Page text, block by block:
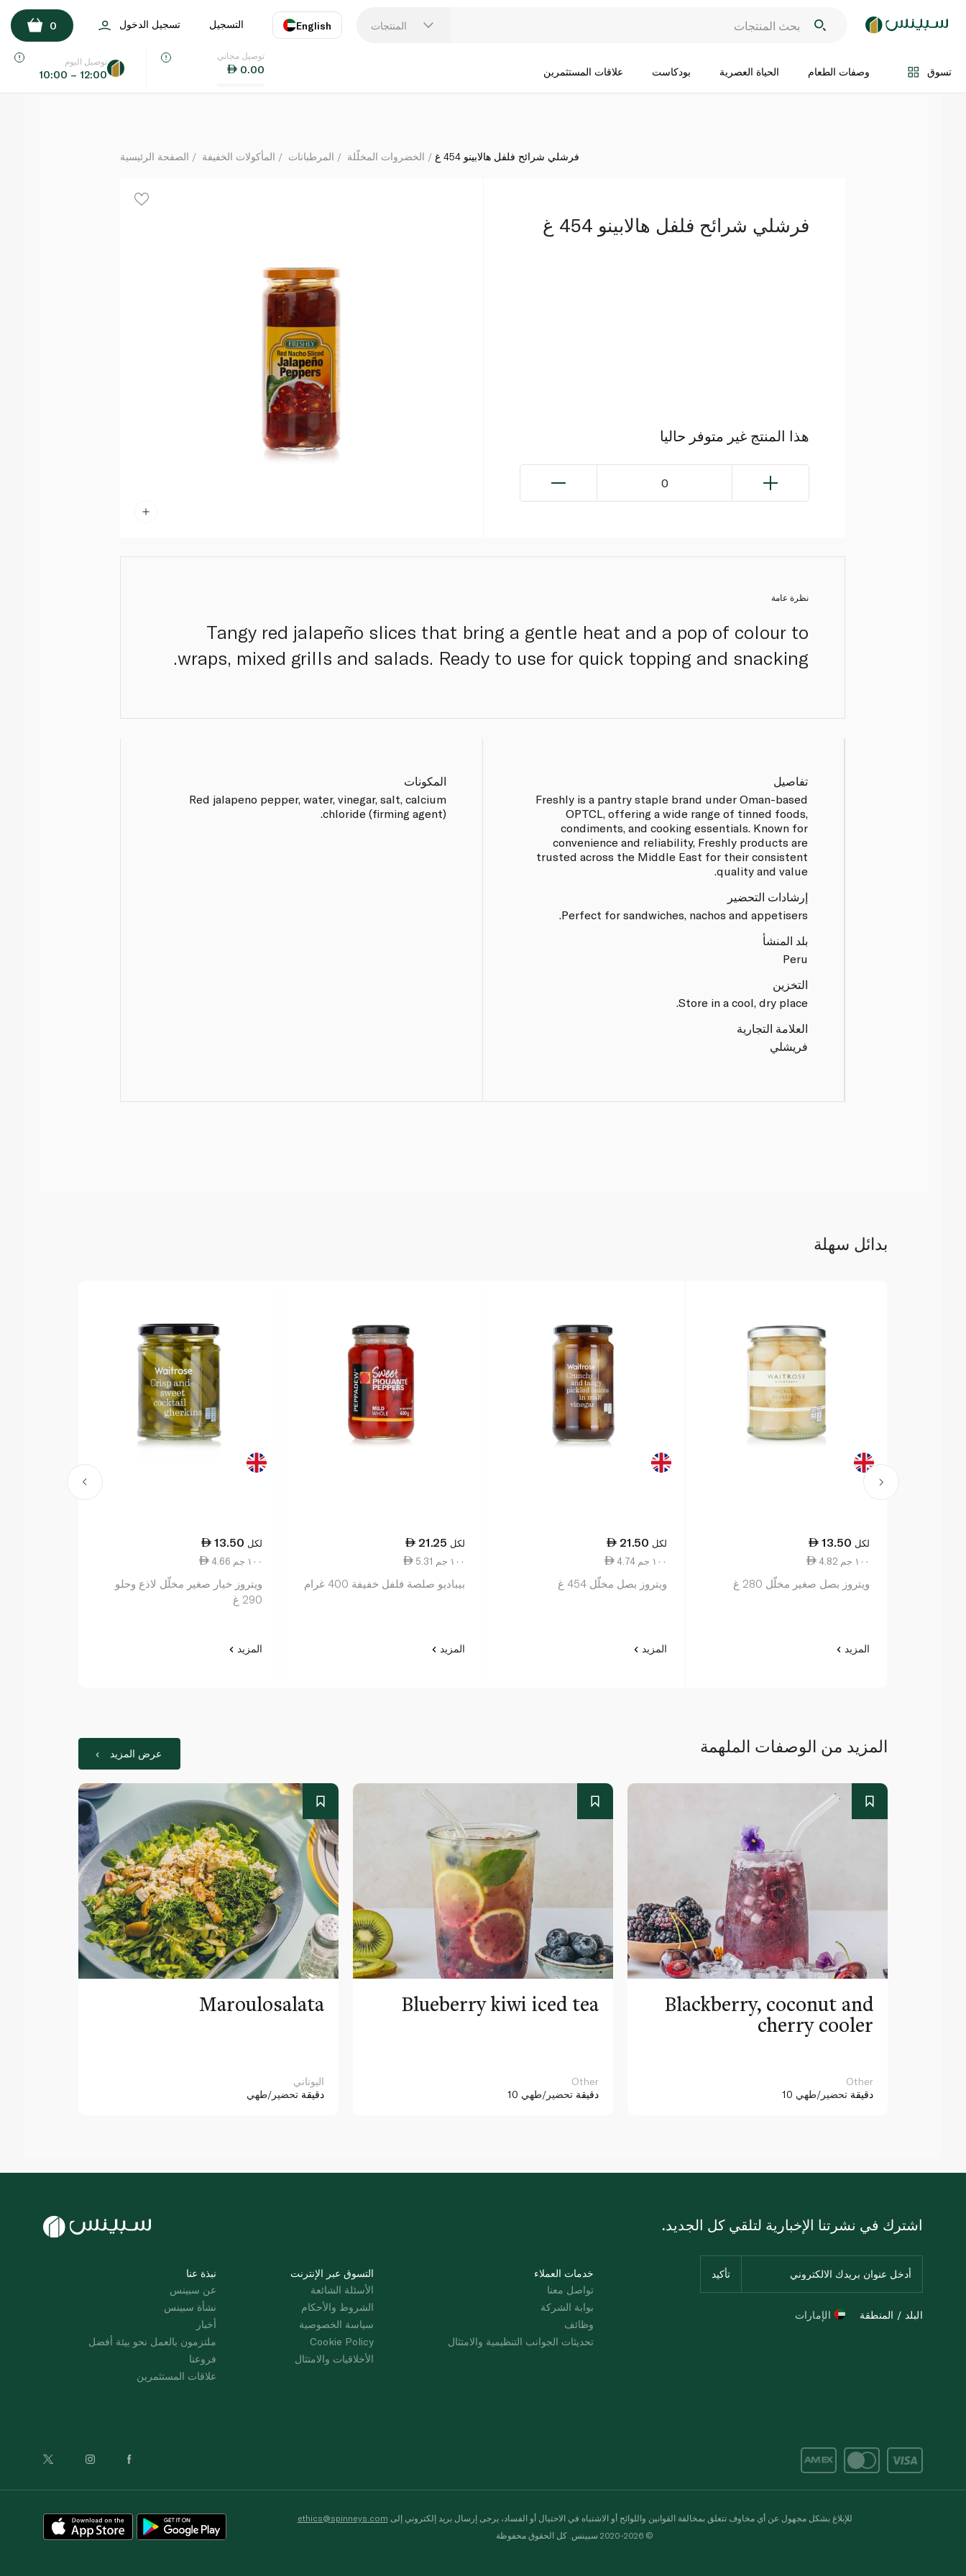
المنتجات English
اللغة
التسجيل تسجيل الدخول 0
تسوق وصفات الطعام الحياة العصرية بودكاست علاقات المستثمرين
توصيل مجاني
0.00
توصيل اليوم
10:00 – 12:00
اضف الى السلة
الصفحة الرئيسية المأكولات الخفيفة المرطبانات الخضروات المخلّلة فرشلي شرائح فلفل هالابينو 454 غ
فرشلي شرائح فلفل هالابينو 454 غ
هذا المنتج غير متوفر حاليا
0
نظرة عامة
Tangy red jalapeño slices that bring a gentle heat and a pop of colour to
wraps, mixed grills and salads. Ready to use for quick topping and snacking.
تفاصيل
Freshly is a pantry staple brand under Oman-based
OPTCL, offering a wide range of tinned foods,
condiments, and cooking essentials. Known for
convenience and reliability, Freshly products are
trusted across the Middle East for their consistent
quality and value.
إرشادات التحضير
Perfect for sandwiches, nachos and appetisers.
بلد المنشأ
Peru
التخزين
Store in a cool, dry place.
العلامة التجارية
فريشلي
المكونات
Red jalapeno pepper, water, vinegar, salt, calcium
chloride (firming agent).
بدائل سهلة
13.50 لكل
4.82 ١٠٠ جم
ويتروز بصل صغير مخلّل 280 غ
المزيد
21.50 لكل
4.74 ١٠٠ جم
ويتروز بصل مخلّل 454 غ
المزيد
21.25 لكل
5.31 ١٠٠ جم
بيباديو صلصة فلفل خفيفة 400 غرام
المزيد
13.50 لكل
4.66 ١٠٠ جم
ويتروز خيار صغير مخلّل لاذع وحلو
290 غ
المزيد
المزيد من الوصفات الملهمة عرض المزيد
Maroulosalata
اليوناني
دقيقة تحضير/طهي
Blueberry kiwi iced tea
Other
10 دقيقة تحضير/طهي
Blackberry, coconut and
cherry cooler
Other
10 دقيقة تحضير/طهي
نبذة عنا
عن سبينس
نشأة سبينس
أخبار
ملتزمون بالعمل نحو بيئة أفضل
فروعنا
علاقات المستثمرين
التسوق عبر الإنترنت
الأسئلة الشائعة
الشروط والأحكام
سياسة الخصوصية
Cookie Policy
الأخلاقيات والامتثال
خدمات العملاء
تواصل معنا
بوابة الشركة
وظائف
تحديثات الجوانب التنظيمية والامتثال
اشترك في نشرتنا الإخبارية لتلقي كل الجديد.
البلد / المنطقة الإمارات
للإبلاغ بشكل مجهول عن أي مخاوف تتعلق بمخالفة القوانين واللوائح أو الاشتباه في الاحتيال أو الفساد، يرجى إرسال بريد إلكتروني إلى ethics@spinneys.com
© 2020-2026 سبينس. كل الحقوق محفوظة